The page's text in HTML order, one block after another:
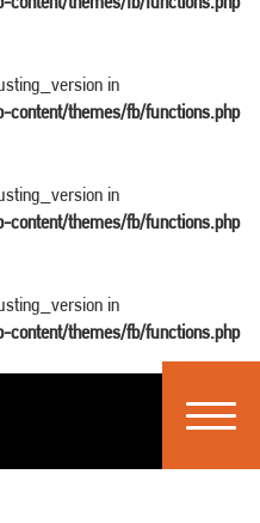
in
themes/fb/functions.php
in
themes/fb/functions.php
in
themes/fb/functions.php
Toggle